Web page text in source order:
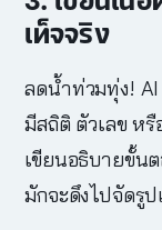
เท็จจริง
ลดน้ำท่วมทุ่ง! AI
มีสถิติ ตัวเลข ห
เขียนอธิบายขั้น
มักจะดึงไปจัดรู